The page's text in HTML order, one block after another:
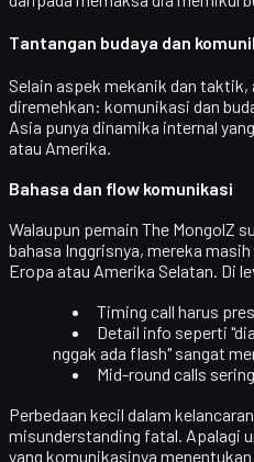
Tantangan budaya dan
Selain aspek mekanik dan
diremehkan: komunikasi dan
Asia punya dinamika internal
atau Amerika.
Bahasa dan flow komunikasi
Walaupun pemain The MongolZ
bahasa Inggrisnya, mereka
Eropa atau Amerika Selatan. Di
Timing call harus
Detail info seperti
nggak ada flash" sangat
Mid-round calls
Perbedaan kecil dalam
misunderstanding fatal. Apalagi
yang komunikasinya